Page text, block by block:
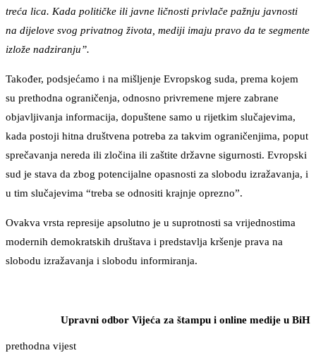
treća lica. Kada političke ili javne ličnosti privlače pažnju javnosti
na dijelove svog privatnog života, mediji imaju pravo da te segmente
izlože nadziranju”.
Također, podsjećamo i na mišljenje Evropskog suda, prema kojem
su prethodna ograničenja, odnosno privremene mjere zabrane
objavljivanja informacija, dopuštene samo u rijetkim slučajevima,
kada postoji hitna društvena potreba za takvim ograničenjima, poput
sprečavanja nereda ili zločina ili zaštite državne sigurnosti. Evropski
sud je stava da zbog potencijalne opasnosti za slobodu izražavanja, i
u tim slučajevima “treba se odnositi krajnje oprezno”.
Ovakva vrsta represije apsolutno je u suprotnosti sa vrijednostima
modernih demokratskih društava i predstavlja kršenje prava na
slobodu izražavanja i slobodu informiranja.
Upravni odbor Vijeća za štampu i online medije u BiH
prethodna vijest